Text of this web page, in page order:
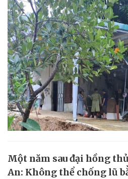
Một năm sau đại hồng
An: Không thể chống lũ